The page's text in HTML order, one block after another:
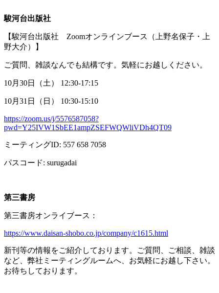
駿河台出版社
【駿河台出版社 Zoomオンラインブース（上野名保子・上
野大介）】
ご質問、雑談なんでも結構です。気軽にお越しください。
10月 30日（土） 12:30-17:15
10月 31 日（日） 10:30-15:10
https://zoom.us/j/5576587058?
pwd=Y25IVW1SbEE1ampZSEFWQWliVDh4QT09
ミーティングID: 557 658 7058
パスコード: surugadai
第三書房
第三書房オンライブース：
https://www.daisan-shobo.co.jp/company/c1615.html
新刊等の情報をご紹介しております。ご質問、ご相談、雑談
など、弊社ミーティングルームへ、お気軽にお越し下さい。
お待ちしております。